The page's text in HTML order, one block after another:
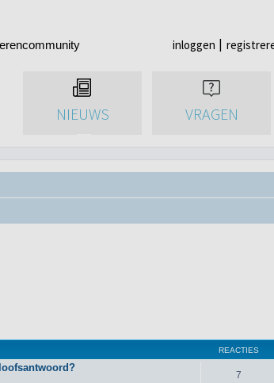
inloggen
NIEUWS VRAGEN
REACTIES
7